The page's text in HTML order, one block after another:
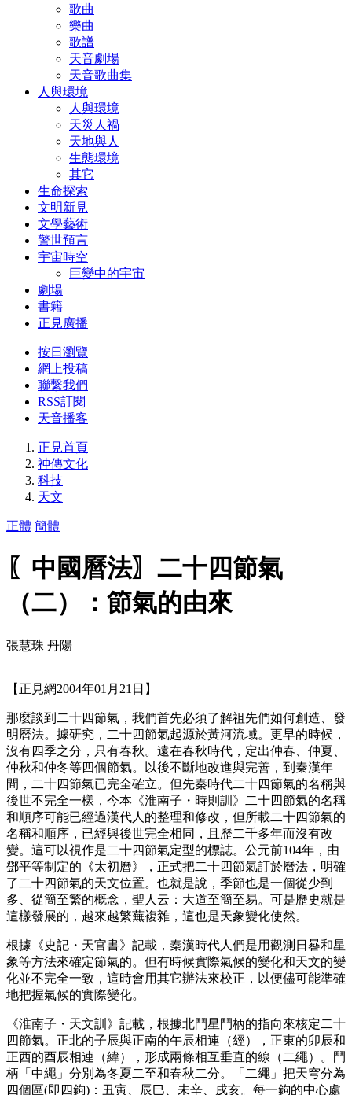
歌曲
樂曲
歌譜
天音劇場
天音歌曲集
人與環境
人與環境
天災人禍
天地與人
生態環境
其它
生命探索
文明新見
文學藝術
警世預言
宇宙時空
巨變中的宇宙
劇場
書籍
正見廣播
按日瀏覽
網上投稿
聯繫我們
RSS訂閱
天音播客
正見首頁
神傳文化
科技
天文
正體 簡體
〖中國曆法〗二十四節氣
（二）：節氣的由來
張慧珠 丹陽
【正見網2004年01月21日】
那麼談到二十四節氣，我們首先必須了解祖先們如何創造、發
明曆法。據研究，二十四節氣起源於黃河流域。更早的時候，
沒有四季之分，只有春秋。遠在春秋時代，定出仲春、仲夏、
仲秋和仲冬等四個節氣。以後不斷地改進與完善，到秦漢年
間，二十四節氣已完全確立。但先秦時代二十四節氣的名稱與
後世不完全一樣，今本《淮南子・時則訓》二十四節氣的名稱
和順序可能已經過漢代人的整理和修改，但所載二十四節氣的
名稱和順序，已經與後世完全相同，且歷二千多年而沒有改
變。這可以視作是二十四節氣定型的標誌。公元前104年，由
鄧平等制定的《太初曆》，正式把二十四節氣訂於曆法，明確
了二十四節氣的天文位置。也就是說，季節也是一個從少到
多、從簡至繁的概念，聖人云：大道至簡至易。可是歷史就是
這樣發展的，越來越繁蕪複雜，這也是天象變化使然。
根據《史記・天官書》記載，秦漢時代人們是用觀測日晷和星
象等方法來確定節氣的。但有時候實際氣候的變化和天文的變
化並不完全一致，這時會用其它辦法來校正，以便儘可能準確
地把握氣候的實際變化。
《淮南子・天文訓》記載，根據北鬥星鬥柄的指向來核定二十
四節氣。正北的子辰與正南的午辰相連（經），正東的卯辰和
正西的酉辰相連（緯），形成兩條相互垂直的線（二繩）。鬥
柄「中繩」分別為冬夏二至和春秋二分。「二繩」把天穹分為
四個區(即四鉤)：丑寅、辰巳、未辛、戌亥。每一鉤的中心處